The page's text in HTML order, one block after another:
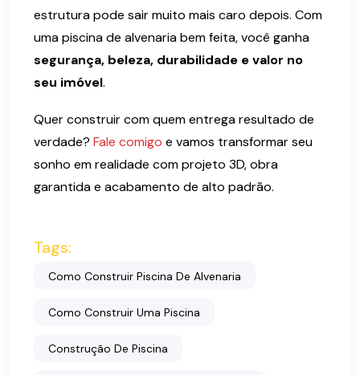
estrutura pode sair muito mais caro depois. Com
uma piscina de alvenaria bem feita, você ganha
segurança, beleza, durabilidade e valor no
seu imóvel.
Quer construir com quem entrega resultado de
verdade? Fale comigo e vamos transformar seu
sonho em realidade com projeto 3D, obra
garantida e acabamento de alto padrão.
Tags:
Como Construir Piscina De Alvenaria
Como Construir Uma Piscina
Construção De Piscina